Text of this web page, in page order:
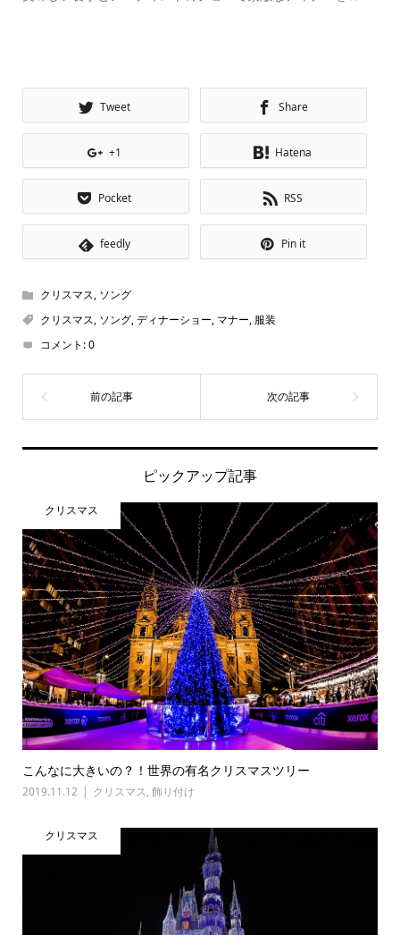
Tweet Share
+1 Hatena
Pocket RSS
feedly Pin it
クリスマス, ソング
クリスマス, ソング,ディナーショー, マナー,服装
コメント:0
ピックアップ記事
クリスマス
こんなに大きいの？！世界の有名クリスマスツリー
2019.11.12 クリスマス, 飾り付け
クリスマス